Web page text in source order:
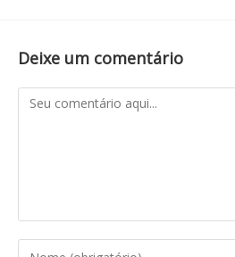
Deixe um comentário